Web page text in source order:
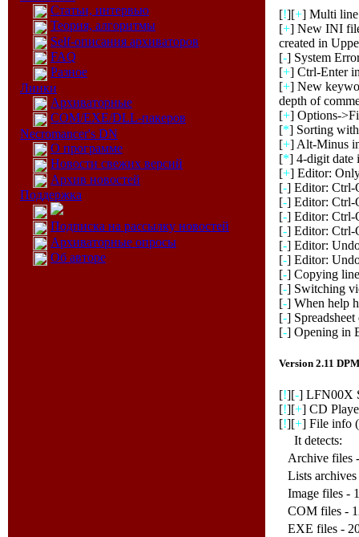
Статьи, интервью
Теория, алгоритмы
Self-описания архиваторов
FAQ
Разное
Линки
Архиваторные
COM/EXE/DLL-пакеров
Necromancer's DN
О программе
Новости свежих версий
Архив новостей
Поддержка
Подписка на рассылку новостей
Архиваторные опросы
Об авторе
[!][+] Multi line
[+] New INI
created in
[-] System
[+] Ctrl-Enter
[+] New
depth of
[+] Options-
[*] Sorting
[+] Alt-Minus
[*] 4-digit date
[+] Editor:
[-] Editor: Ctrl-
[-] Editor: Ctrl-
[-] Editor: Ctrl-
[-] Editor: Ctrl-
[-] Editor:
[-] Editor:
[-] Copying
[-] Switching
[-] When help
[-]
[-] Opening in
Version 2.11
[!][-] LFN00X
[!][+] CD
[!][+] File info
It detects:
Archive files
Lists
Image files -
COM files -
EXE files -